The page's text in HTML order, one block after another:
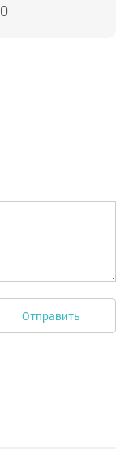
0
Отправить